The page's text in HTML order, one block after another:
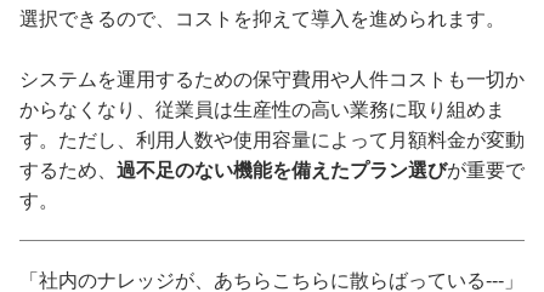
選択できるので、コストを抑えて導入を進められます。
システムを運用するための保守費用や人件コストも一切か
からなくなり、従業員は生産性の高い業務に取り組めま
す。ただし、利用人数や使用容量によって月額料金が変動
するため、 過不足のない機能を備えたプラン選びが重要で
す。
「社内のナレッジが、あちらこちらに散らばっている---」